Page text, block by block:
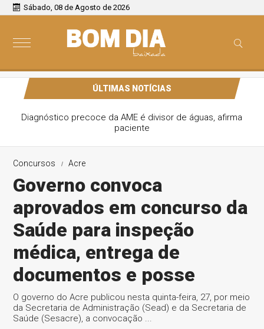
Sábado, 08 de Agosto de 2026
ÚLTIMAS NOTÍCIAS
Diagnóstico precoce da AME é divisor de águas, afirma
paciente
Concursos Acre
Governo convoca
aprovados em concurso da
Saúde para inspeção
médica, entrega de
documentos e posse
O governo do Acre publicou nesta quinta-feira, 27, por meio
da Secretaria de Administração (Sead) e da Secretaria de
Saúde (Sesacre), a convocação ...